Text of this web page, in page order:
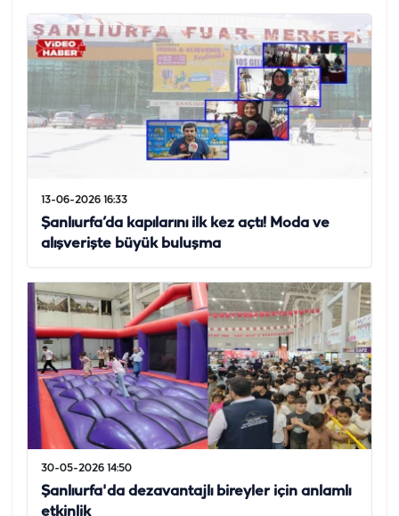
13-06-2026 16:33
Şanlıurfa’da kapılarını ilk kez açtı! Moda ve
alışverişte büyük buluşma
30-05-2026 14:50
Şanlıurfa'da dezavantajlı bireyler için anlamlı
etkinlik